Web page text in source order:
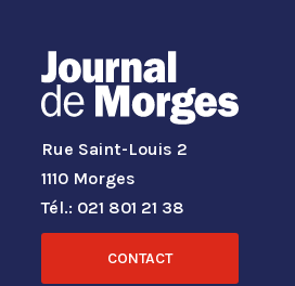
Rue Saint-Louis 2
1110 Morges
Tél.: 021 801 21 38
CONTACT